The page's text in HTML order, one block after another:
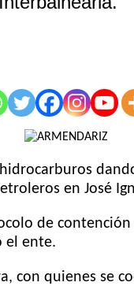
en José
de
el ente.
con quienes